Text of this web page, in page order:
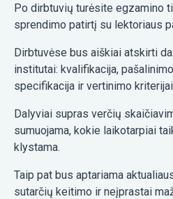
Po dirbtuvių turėsite egzamino
sprendimo patirtį su lektoriaus
Dirbtuvėse bus aiškiai atskirti
institutai: kvalifikacija,
specifikacija ir vertinimo
Dalyviai supras verčių
sumuojama, kokie laikotarpiai
klystama.
Taip pat bus aptariama
sutarčių keitimo ir neįprastai